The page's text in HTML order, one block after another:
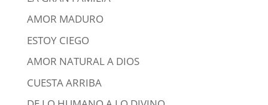
AMOR MADURO
ESTOY CIEGO
AMOR NATURAL A DIOS
CUESTA ARRIBA